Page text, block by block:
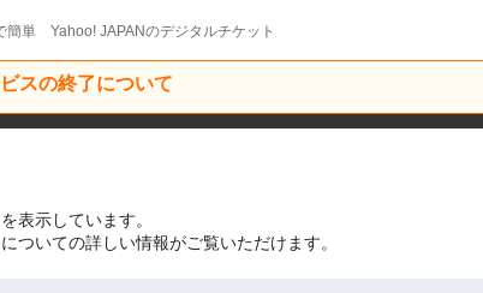
簡単 Yahoo! JAPANのデジタルチケット
スの終了について
表示しています。
ついての詳しい情報がご覧いただけます。